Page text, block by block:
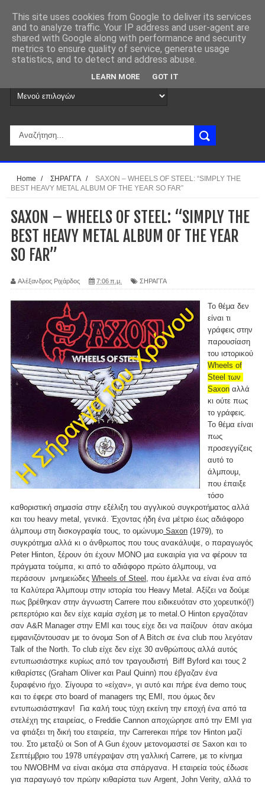
Home / ΣΗΡΑΓΓΑ /
SAXON – WHEELS OF STEEL: “SIMPLY THE
BEST HEAVY METAL ALBUM OF THE YEAR SO FAR”
SAXON – WHEELS OF STEEL: “SIMPLY THE
BEST HEAVY METAL ALBUM OF THE YEAR
SO FAR”
Αλέξανδρος Ριχάρδος 7:06 π.μ. ΣΗΡΑΓΓΑ
Το θέμα δεν
είναι τι
γράφεις στην
παρουσίαση
του ιστορικού
Wheels of
Steel των
Saxon αλλά
κι ούτε πως
το γράφεις.
Το θέμα είναι
πως
προσεγγίζεις
αυτό το
άλμπουμ,
που έπαιξε
τόσο
καθοριστική σημασία στην εξέλιξη του αγγλικού συγκροτήματος αλλά
και του heavy metal, γενικά. Έχοντας ήδη ένα μέτριο έως αδιάφορο
άλμπουμ στη δισκογραφία τους, το ομώνυμο Saxon (1979), το
συγκρότημα αλλά κι ο άνθρωπος που τους ανακάλυψε, ο παραγωγός
Peter Hinton, ξέρουν ότι έχουν ΜΟΝΟ μια ευκαιρία για να φέρουν τα
πράγματα τούμπα, κι από το αδιάφορο πρώτο άλμπουμ, να
περάσουν μνημειώδες Wheels of Steel, που έμελλε να είναι ένα από
τα Καλύτερα Άλμπουμ στην ιστορία του Heavy Metal. Αξίζει να δούμε
πως βρέθηκαν στην άγνωστη Carrere που ειδικευόταν στο χορευτικό(!)
ρεπερτόριο και δεν είχε καμία σχέση με το metal.Ο Hinton εργαζόταν
σαν A&R Manager στην EMI και τους είχε δει να παίζουν όταν ακόμα
εμφανιζόντουσαν με το όνομα Son of A Bitch σε ένα club που λεγόταν
Talk of the North. To club είχε δεν είχε 30 ανθρώπους αλλά αυτός
εντυπωσιάστηκε κυρίως από τον τραγουδιστή Biff Byford και τους 2
κιθαρίστες (Graham Oliver και Paul Quinn) που έβγαζαν ένα
ξυραφένιο ήχο. Σίγουρα το «είχαν», γι αυτό και πήρε ένα demo τους
και το έφερε στο board of managers της EMI, που όμως δεν
εντυπωσιάστηκαν! Για καλή τους τύχη εκείνη την εποχή ένα από τα
στελέχη της εταιρείας, ο Freddie Cannon αποχώρησε από την EMI για
να φτιάξει τη δική του εταιρεία, την Carrereκαι πήρε τον Hinton μαζί
του. Στο μεταξύ οι Son of A Gun έχουν μετονομαστεί σε Saxon και το
Σεπτέμβριο του 1978 υπέγραψαν στη γαλλική Carrere, με το κίνημα
του NWOBHM να είναι ακόμα στα σπάργανα. H εταιρεία τούς έδωσε
για παραγωγό τον πρώην κιθαρίστα των Argent, John Verity, αλλά το
This site uses cookies from Google to deliver its services
and to analyze traffic. Your IP address and user-agent are
shared with Google along with performance and security
metrics to ensure quality of service, generate usage
statistics, and to detect and address abuse.
LEARN MORE GOT IT